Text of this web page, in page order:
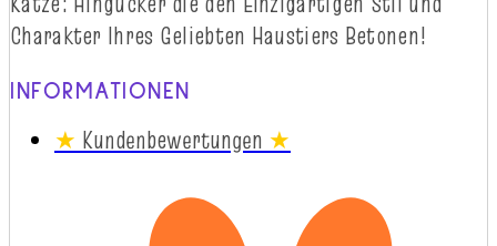
Charakter Ihres Geliebten Haustiers Betonen!
INFORMATIONEN
★ Kundenbewertungen ★